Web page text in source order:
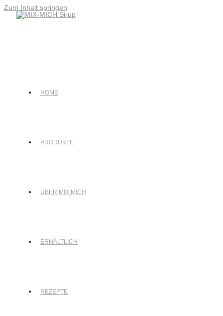
Zum Inhalt springen
HOME
PRODUKTE
ÜBER MIX MICH
ERHÄLTLICH
REZEPTE